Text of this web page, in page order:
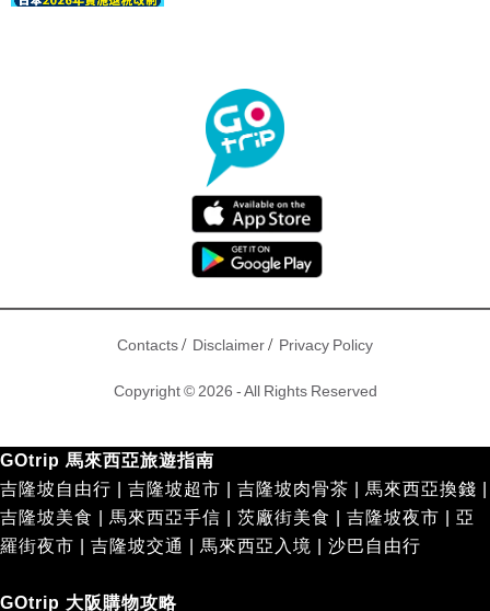
Contacts/ Disclaimer/ Privacy Policy
Copyright © 2026 - All Rights Reserved
GOtrip 馬來西亞旅遊指南
吉隆坡自由行
吉隆坡超市 吉隆坡肉骨茶 馬來西亞換錢
吉隆坡美食
馬來西亞手信 茨廠街美食 吉隆坡夜市
亞
羅街夜市
吉隆坡交通 馬來西亞入境 沙巴自由行
GOtrip 大阪購物攻略